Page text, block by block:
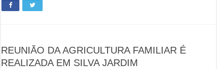
REUNIÃO DA AGRICULTURA FAMILIAR É
REALIZADA EM SILVA JARDIM